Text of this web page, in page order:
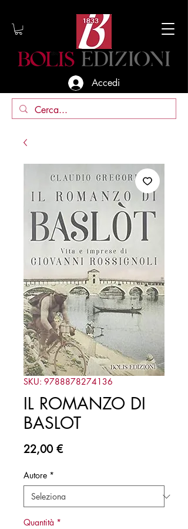
Accedi
SKU: 9788878274136
IL ROMANZO DI
BASLOT
22,00 €Prezzo
Autore *
Quantità *